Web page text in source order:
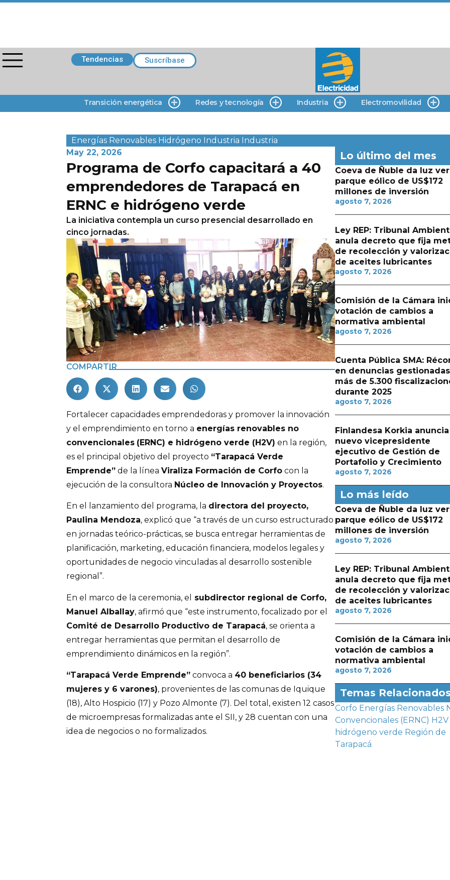
Tendencias Suscríbase
Transición energética Redes y tecnología Industria Electromovilidad
Energías Renovables Hidrógeno Industria Industria
May 22, 2026
Programa de Corfo capacitará a 40
emprendedores de Tarapacá en
ERNC e hidrógeno verde
La iniciativa contempla un curso presencial desarrollado en
cinco jornadas.
COMPARTIR
Fortalecer capacidades emprendedoras y promover la innovación
y el emprendimiento en torno a energías renovables no
convencionales (ERNC) e hidrógeno verde (H2V) en la región,
es el principal objetivo del proyecto “Tarapacá Verde
Emprende” de la línea Viraliza Formación de Corfo con la
ejecución de la consultora Núcleo de Innovación y Proyectos.
En el lanzamiento del programa, la directora del proyecto,
Paulina Mendoza, explicó que “a través de un curso estructurado
en jornadas teórico-prácticas, se busca entregar herramientas de
planificación, marketing, educación financiera, modelos legales y
oportunidades de negocio vinculadas al desarrollo sostenible
regional”.
En el marco de la ceremonia, el
subdirector regional de Corfo,
Manuel Alballay, afirmó que “este instrumento, focalizado por el
Comité de Desarrollo Productivo de Tarapacá, se orienta a
entregar herramientas que permitan el desarrollo de
emprendimiento dinámicos en la región”.
“Tarapacá Verde Emprende” convoca a 40 beneficiarios (34
mujeres y 6 varones), provenientes de las comunas de Iquique
(18), Alto Hospicio (17) y Pozo Almonte (7). Del total, existen 12 casos
de microempresas formalizadas ante el SII, y 28 cuentan con una
idea de negocios o no formalizados.
Lo último del mes
Coeva de Ñuble da luz
parque eólico de US$172
millones de inversión
agosto 7, 2026
Ley REP: Tribunal
anula decreto que fija
de recolección y
de aceites lubricantes
agosto 7, 2026
Comisión de la Cámara
votación de cambios a
normativa ambiental
agosto 7, 2026
Cuenta Pública SMA:
en denuncias
más de 5.300
durante 2025
agosto 7, 2026
Finlandesa Korkia anuncia
nuevo vicepresidente
ejecutivo de Gestión de
Portafolio y Crecimiento
agosto 7, 2026
Lo más leído
Coeva de Ñuble da luz
parque eólico de US$172
millones de inversión
agosto 7, 2026
Ley REP: Tribunal
anula decreto que fija
de recolección y
de aceites lubricantes
agosto 7, 2026
Comisión de la Cámara
votación de cambios a
normativa ambiental
agosto 7, 2026
Temas
Corfo Energías Renovables
Convencionales (ERNC) H2V
hidrógeno verde Región de
Tarapacá